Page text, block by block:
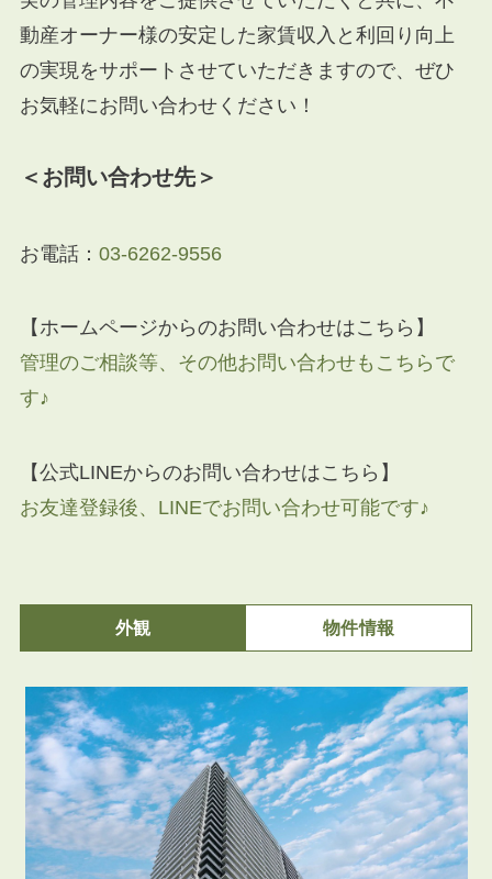
動産オーナー様の安定した家賃収入と利回り向上
の実現をサポートさせていただきますので、ぜひ
お気軽にお問い合わせください！
＜お問い合わせ先＞
お電話： 03-6262-9556
【ホームページからのお問い合わせはこちら】
管理のご相談等、その他お問い合わせもこちらで
す♪
【公式LINEからのお問い合わせはこちら】
お友達登録後、LINEでお問い合わせ可能です♪
外観 物件情報